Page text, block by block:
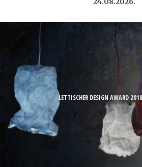
LETTISCHER DESIGN AWARD